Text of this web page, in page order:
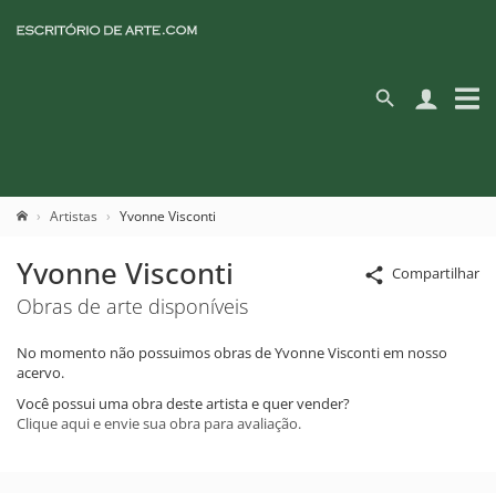
Artistas Yvonne Visconti
Compartilhar
Yvonne Visconti
Obras de arte disponíveis
No momento não possuimos obras de Yvonne Visconti em nosso
acervo.
Você possui uma obra deste artista e quer vender?
Clique aqui e envie sua obra para avaliação.